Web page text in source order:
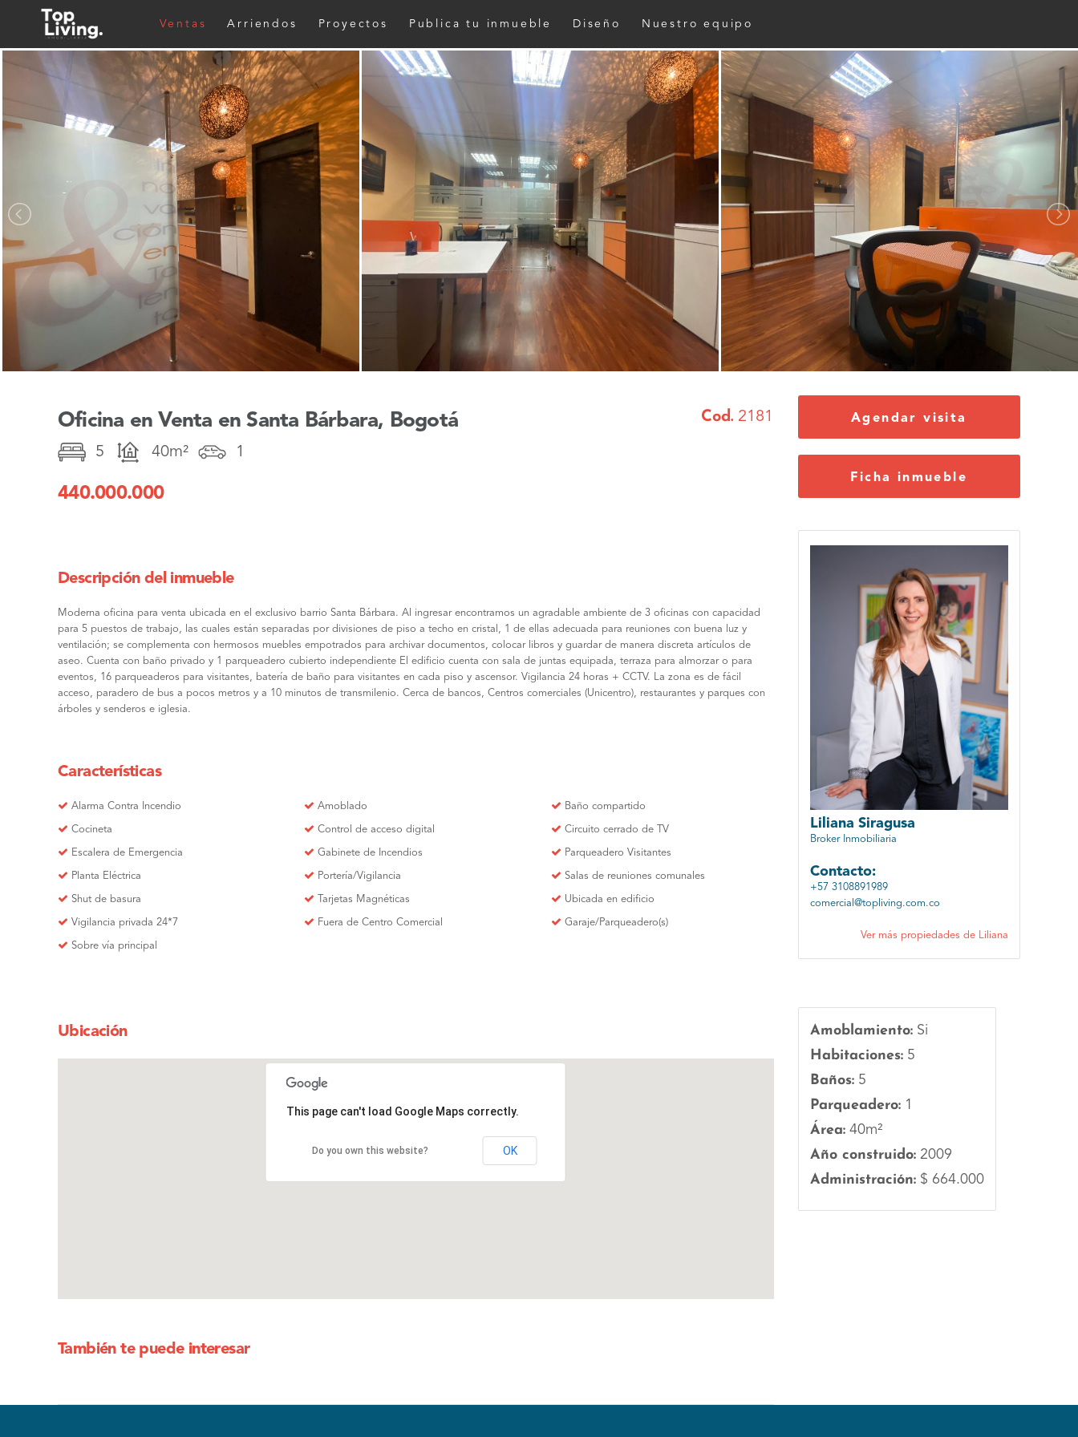
Ventas Arriendos Proyectos Publica tu inmueble Diseño Nuestro equipo
Oficina en Venta en Santa Bárbara, Bogotá Cod. 2181
5 40m² 1
440.000.000
Descripción del inmueble
Moderna oficina para venta ubicada en el exclusivo barrio Santa Bárbara. Al ingresar encontramos un agradable ambiente de 3 oficinas con capacidad
para 5 puestos de trabajo, las cuales están separadas por divisiones de piso a techo en cristal, 1 de ellas adecuada para reuniones con buena luz y
ventilación; se complementa con hermosos muebles empotrados para archivar documentos, colocar libros y guardar de manera discreta artículos de
aseo. Cuenta con baño privado y 1 parqueadero cubierto independiente El edificio cuenta con sala de juntas equipada, terraza para almorzar o para
eventos, 16 parqueaderos para visitantes, batería de baño para visitantes en cada piso y ascensor. Vigilancia 24 horas + CCTV. La zona es de fácil
acceso, paradero de bus a pocos metros y a 10 minutos de transmilenio. Cerca de bancos, Centros comerciales (Unicentro), restaurantes y parques con
árboles y senderos e iglesia.
Características
Alarma Contra Incendio Amoblado Baño compartido
Cocineta Control de acceso digital Circuito cerrado de TV
Escalera de Emergencia Gabinete de Incendios Parqueadero Visitantes
Planta Eléctrica Portería/Vigilancia Salas de reuniones comunales
Shut de basura Tarjetas Magnéticas Ubicada en edificio
Vigilancia privada 24*7 Fuera de Centro Comercial Garaje/Parqueadero(s)
Sobre vía principal
Ubicación
This page can't load Google Maps correctly.
Do you own this website? OK
También te puede interesar
Agendar visita
Ficha inmueble
Liliana Siragusa
Broker Inmobiliaria
Contacto:
+57 3108891989
comercial@topliving.com.co
Ver más propiedades de Liliana
Amoblamiento:Si
Habitaciones:5
Baños:5
Parqueadero:1
Área:40m²
Año construido:2009
Administración:$ 664.000
Nombre*
Email*
Mensaje